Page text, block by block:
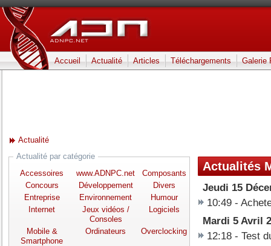
Accueil Actualité Articles Téléchargements Galerie
Actualité
Actualités
Jeudi 15
10:49 -
Mardi 5 Avril
12:18 - Test
Actualité par catégorie
Accessoires
www.ADNPC.net
Composants
Concours
Développement
Divers
Entreprise
Environnement
Humour
Internet
Jeux vidéos /
Consoles
Logiciels
Mobile &
Smartphone
Ordinateurs Overclocking